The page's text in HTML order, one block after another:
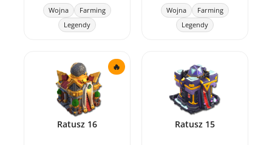
Wojna
Farming
Legendy
Wojna
Farming
Legendy
🔥
Ratusz 16 Ratusz 15